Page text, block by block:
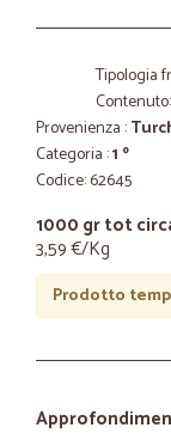
Tipologia
Contenuto:
Provenienza :
Categoria :1 º
Codice: 62645
1000 gr tot
3,59 €/Kg
Prodotto